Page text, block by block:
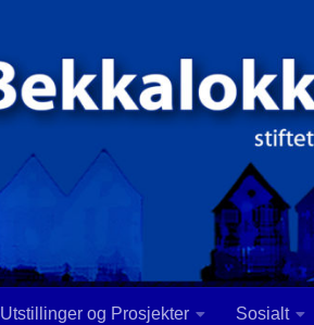
Utstillinger og Prosjekter Sosialt